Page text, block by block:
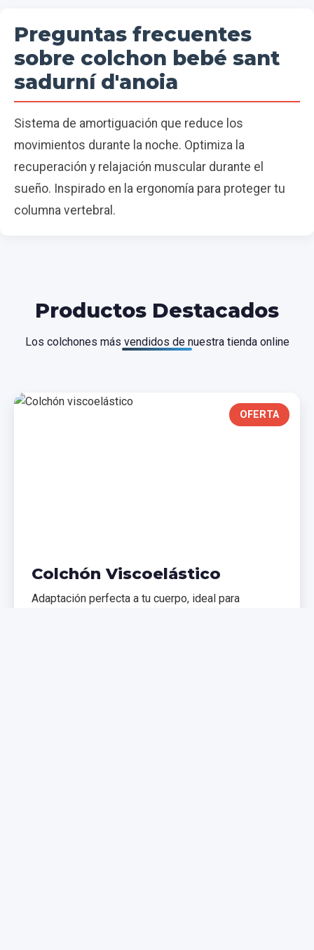
Preguntas frecuentes
sobre colchon bebé sant
sadurní d'anoia
Sistema de amortiguación que reduce los
movimientos durante la noche. Optimiza la
recuperación y relajación muscular durante el
sueño. Inspirado en la ergonomía para proteger tu
columna vertebral.
Productos Destacados
Los colchones más vendidos de nuestra tienda online
OFERTA
Colchón Viscoelástico
Adaptación perfecta a tu cuerpo, ideal para